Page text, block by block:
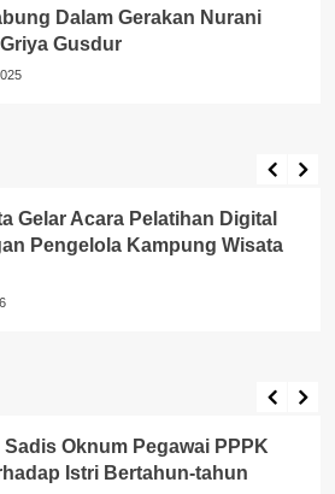
Dalam Gerakan Nurani
Gusdur
Gelar Acara Pelatihan Digital
Pengelola Kampung Wisata
Oknum Pegawai PPPK
Istri Bertahun-tahun